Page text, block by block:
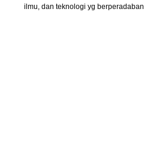
ilmu, dan teknologi yg berperadaban